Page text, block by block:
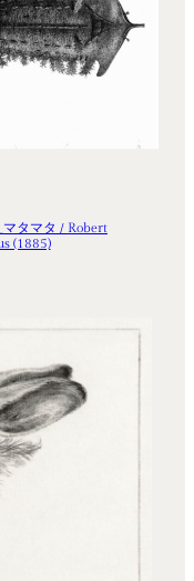
マタマタ / Robert
(1885)